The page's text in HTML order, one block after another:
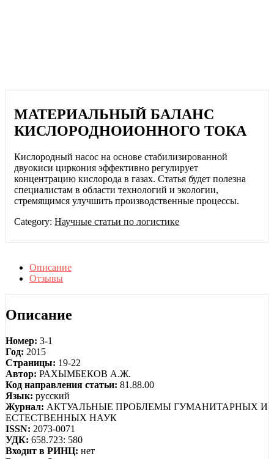
МАТЕРИАЛЬНЫЙ БАЛАНС
КИСЛОРОДНОИОННОГО ТОКА
Кислородный насос на основе стабилизированной
двуокиси циркония эффективно регулирует
концентрацию кислорода в газах. Статья будет полезна
специалистам в области технологий и экологии,
стремящимся улучшить производственные процессы.
Category:Научные статьи по логистике
Описание
Отзывы
Описание
Номер: 3-1
Год: 2015
Страницы: 19-22
Автор: РАХЫМБЕКОВ А.Ж.
Код направления статьи: 81.88.00
Язык: русский
Журнал: АКТУАЛЬНЫЕ ПРОБЛЕМЫ ГУМАНИТАРНЫХ И
ЕСТЕСТВЕННЫХ НАУК
ISSN: 2073-0071
УДК: 658.723: 580
Входит в РИНЦ: нет